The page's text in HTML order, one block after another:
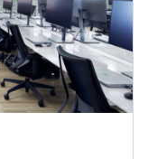
10万円を支給）
けています。
ます